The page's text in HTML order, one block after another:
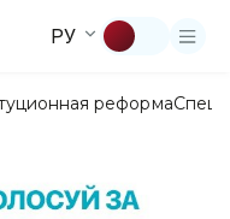
РУ
реформа